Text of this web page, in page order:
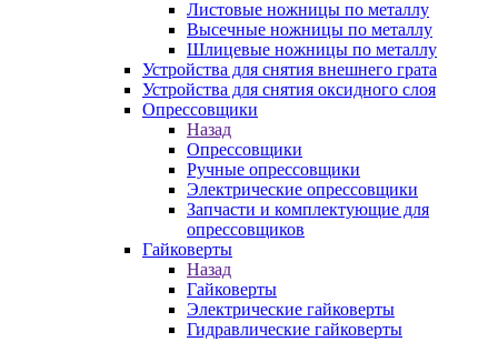
Листовые ножницы по металлу
Высечные ножницы по металлу
Шлицевые ножницы по металлу
Устройства для снятия внешнего грата
Устройства для снятия оксидного слоя
Опрессовщики
Назад
Опрессовщики
Ручные опрессовщики
Электрические опрессовщики
Запчасти и комплектующие для
опрессовщиков
Гайковерты
Назад
Гайковерты
Электрические гайковерты
Гидравлические гайковерты